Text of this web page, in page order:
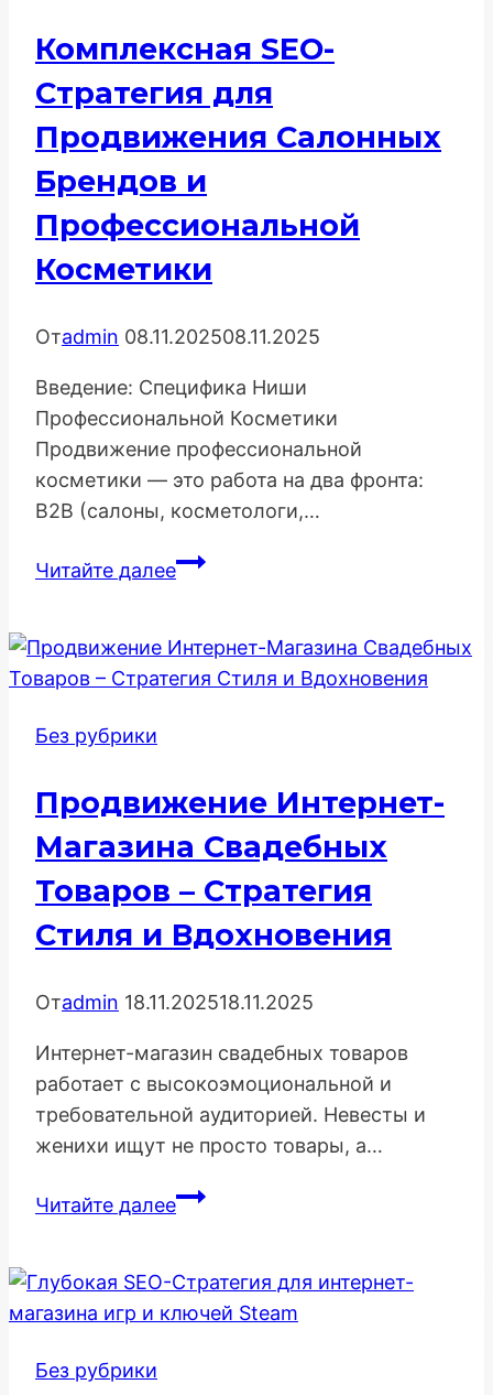
и
Microdata
Комплексная SEO-
Стратегия для
Продвижения Салонных
Брендов и
Профессиональной
Косметики
Отadmin 08.11.202508.11.2025
Введение: Специфика Ниши
Профессиональной Косметики
Продвижение профессиональной
косметики — это работа на два фронта:
B2B (салоны, косметологи,…
Читайте далееКомплексная
для
Продвижения
Профессиональной
Косметики
Без рубрики
Продвижение Интернет-
Магазина Свадебных
Товаров – Стратегия
Стиля и Вдохновения
Отadmin 18.11.202518.11.2025
Интернет-магазин свадебных товаров
работает с высокоэмоциональной и
требовательной аудиторией. Невесты и
женихи ищут не просто товары, а…
Читайте далееПродвижение
Свадебных
Товаров
Без рубрики